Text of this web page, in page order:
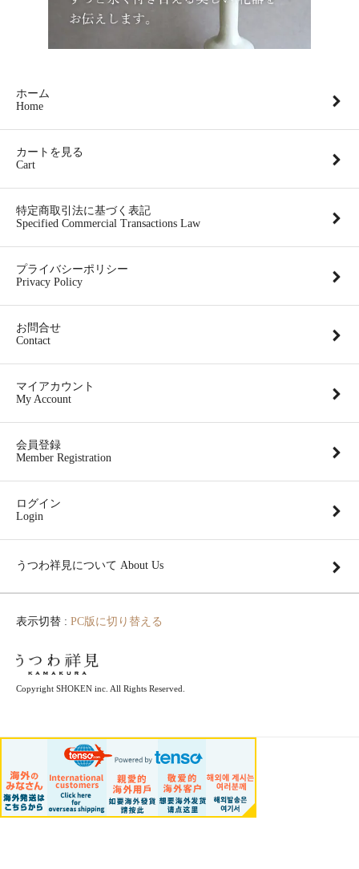
ホーム
Home
カートを見る
Cart
特定商取引法に基づく表記
Specified Commercial Transactions Law
プライバシーポリシー
Privacy Policy
お問合せ
Contact
マイアカウント
My Account
会員登録
Member Registration
ログイン
Login
うつわ祥見について About Us
表示切替 : PC版に切り替える
Copyright SHOKEN inc. All Rights Reserved.